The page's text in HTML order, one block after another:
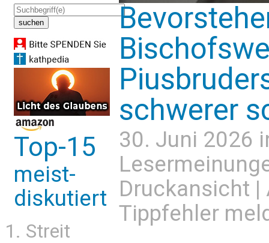
Top-15
meist-
diskutiert
Streit
schwerer
30. Juni 2026
Druckansicht |
Tippfehler